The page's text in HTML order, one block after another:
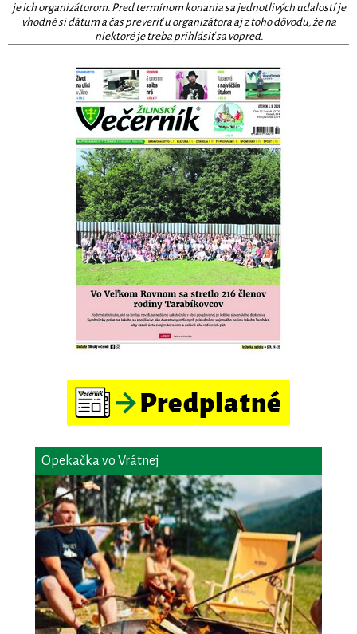
je ich organizátorom. Pred termínom konania sa jednotlivých udalostí je
vhodné si dátum a čas preveriť u organizátora aj z toho dôvodu, že na
niektoré je treba prihlásiť sa vopred.
Opekačka vo Vrátnej